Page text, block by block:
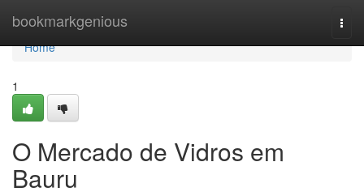
bookmarkgenious
Home
Home
1
O Mercado de Vidros em
Bauru